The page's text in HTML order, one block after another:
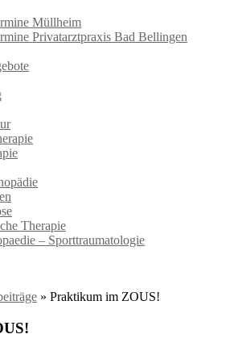
Müllheim
Privatarztpraxis Bad Bellingen
Therapie
– Sporttraumatologie
» Praktikum im ZOUS!